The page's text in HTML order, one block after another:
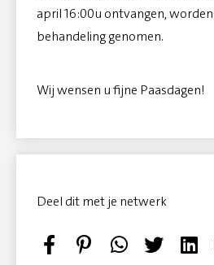
april 16:00u ontvangen,
behandeling genomen.
Wij wensen u fijne Paasdagen!
Deel dit met je netwerk
S
P
T